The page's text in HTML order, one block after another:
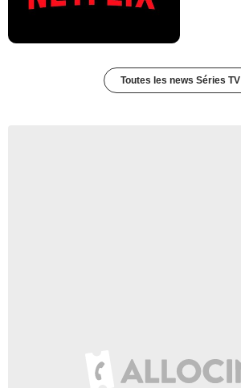
Toutes les news Séries TV